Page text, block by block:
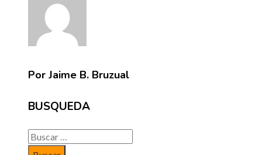
Por Jaime B. Bruzual
BUSQUEDA
Buscar: